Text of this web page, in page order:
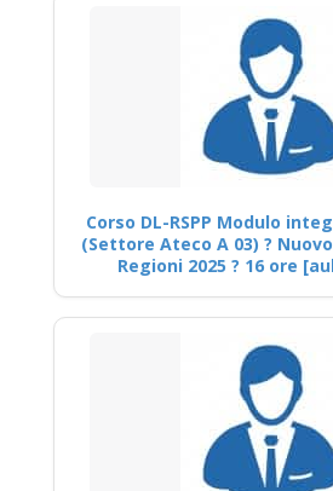
Corso DL-RSPP Modulo
(Settore Ateco A 03) ?
Regioni 2025 ? 16 ore